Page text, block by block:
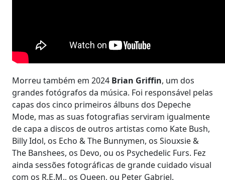
Morreu também em 2024 Brian Griffin, um dos
grandes fotógrafos da música. Foi responsável pelas
capas dos cinco primeiros álbuns dos Depeche
Mode, mas as suas fotografias serviram igualmente
de capa a discos de outros artistas como Kate Bush,
Billy Idol, os Echo & The Bunnymen, os Siouxsie &
The Banshees, os Devo, ou os Psychedelic Furs. Fez
ainda sessões fotográficas de grande cuidado visual
com os R.E.M., os Queen, ou Peter Gabriel.